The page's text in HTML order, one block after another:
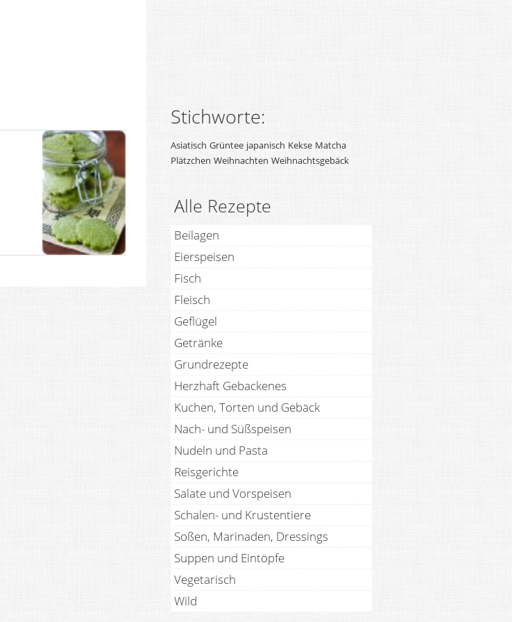
Stichworte:
Asiatisch Grüntee japanisch Kekse Matcha
Plätzchen Weihnachten Weihnachtsgebäck
Alle Rezepte
Beilagen
Eierspeisen
Fisch
Fleisch
Geflügel
Getränke
Grundrezepte
Herzhaft Gebackenes
Kuchen, Torten und Gebäck
Nach- und Süßspeisen
Nudeln und Pasta
Reisgerichte
Salate und Vorspeisen
Schalen- und Krustentiere
Soßen, Marinaden, Dressings
Suppen und Eintöpfe
Vegetarisch
Wild